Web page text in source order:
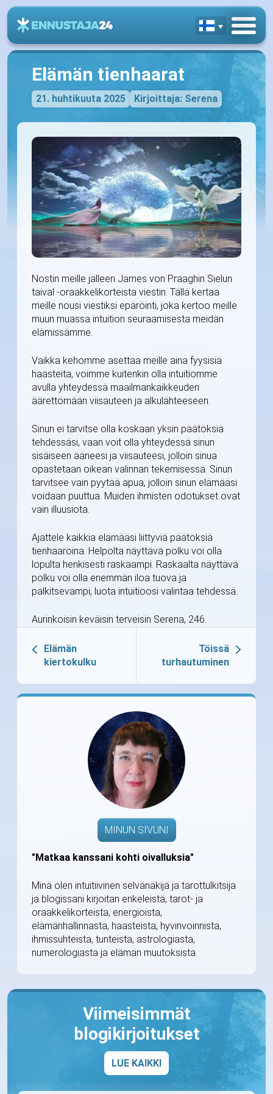
Elämän tienhaarat
21. huhtikuuta 2025 Kirjoittaja: Serena
Nostin meille jälleen James von Praaghin Sielun
taival -oraakkelikorteista viestin. Tällä kertaa
meille nousi viestiksi epäröinti, joka kertoo meille
muun muassa intuition seuraamisesta meidän
elämissämme.
Vaikka kehomme asettaa meille aina fyysisiä
haasteita, voimme kuitenkin olla intuitiomme
avulla yhteydessä maailmankaikkeuden
äärettömään viisauteen ja alkulähteeseen.
Sinun ei tarvitse olla koskaan yksin päätöksiä
tehdessäsi, vaan voit olla yhteydessä sinun
sisäiseen ääneesi ja viisauteesi, jolloin sinua
opastetaan oikean valinnan tekemisessä. Sinun
tarvitsee vain pyytää apua, jolloin sinun elämääsi
voidaan puuttua. Muiden ihmisten odotukset ovat
vain illuusiota.
Ajattele kaikkia elämääsi liittyviä päätöksiä
tienhaaroina. Helpolta näyttävä polku voi olla
lopulta henkisesti raskaampi. Raskaalta näyttävä
polku voi olla enemmän iloa tuova ja
palkitsevampi, luota intuitioosi valintaa tehdessä.
Aurinkoisin keväisin terveisin Serena, 246.
Elämän
kiertokulku
Töissä
turhautuminen
MINUN SIVUNI
"Matkaa kanssani kohti oivalluksia"
Minä olen intuitiivinen selvänäkijä ja tarottulkitsija
ja blogissani kirjoitan enkeleistä, tarot- ja
oraakkelikorteista, energioista,
elämänhallinnasta, haasteista, hyvinvoinnista,
ihmissuhteista, tunteista, astrologiasta,
numerologiasta ja elämän muutoksista.
Viimeisimmät
blogikirjoitukset
LUE KAIKKI